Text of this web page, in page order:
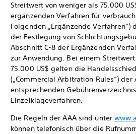
Streitwert von weniger als 75.000
ergänzenden Verfahren für
Folgenden „Ergänzende Verfahren“)
der Festlegung von
Abschnitt C-8 der Ergänzenden
zur Anwendung. Bei einem
75.000 US$ gelten die
(„Commercial Arbitration Rules“) der
entsprechenden
Einzelklageverfahren.
Die Regeln der AAA sind unter
können telefonisch über die